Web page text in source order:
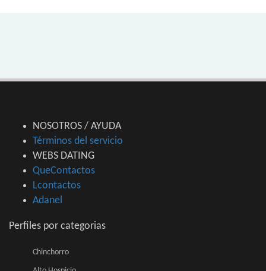
NOSOTROS / AYUDA
Términos del servicio
WEBS DATING
QueContactos
Lcontactos
Adanel
Perfiles por categorias
Chinchorro